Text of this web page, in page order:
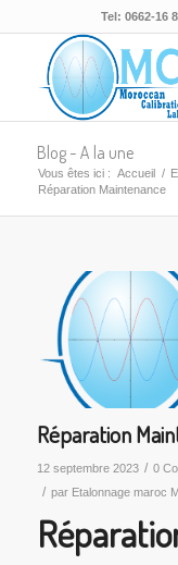
Tel: 0662-16
Blog - A la une
Vous êtes ici : Accueil /
Réparation Maintenance
Réparation
12 septembre 2023 / 0
/ par Etalonnage maroc